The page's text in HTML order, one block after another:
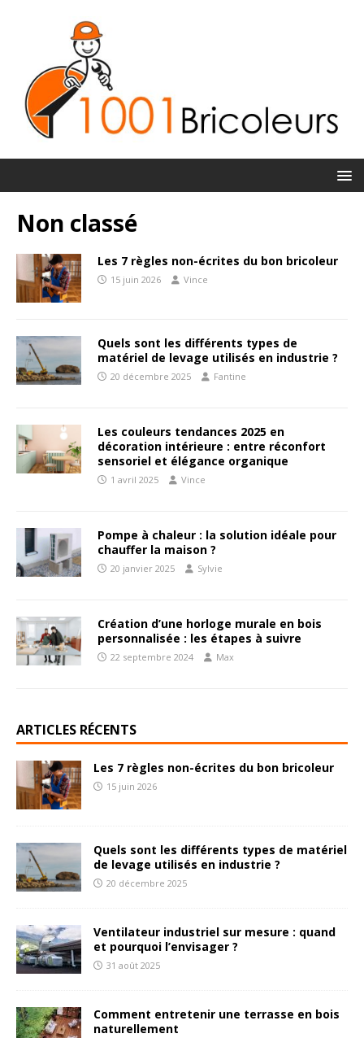
Non classé
Les 7 règles non-écrites du bon bricoleur
15 juin 2026 Vince
Quels sont les différents types de
matériel de levage utilisés en industrie ?
20 décembre 2025 Fantine
Les couleurs tendances 2025 en
décoration intérieure : entre réconfort
sensoriel et élégance organique
1 avril 2025 Vince
Pompe à chaleur : la solution idéale pour
chauffer la maison ?
20 janvier 2025 Sylvie
Création d’une horloge murale en bois
personnalisée : les étapes à suivre
22 septembre 2024 Max
ARTICLES RÉCENTS
Les 7 règles non-écrites du bon bricoleur
15 juin 2026
Quels sont les différents types de matériel
de levage utilisés en industrie ?
20 décembre 2025
Ventilateur industriel sur mesure : quand
et pourquoi l’envisager ?
31 août 2025
Comment entretenir une terrasse en bois
naturellement